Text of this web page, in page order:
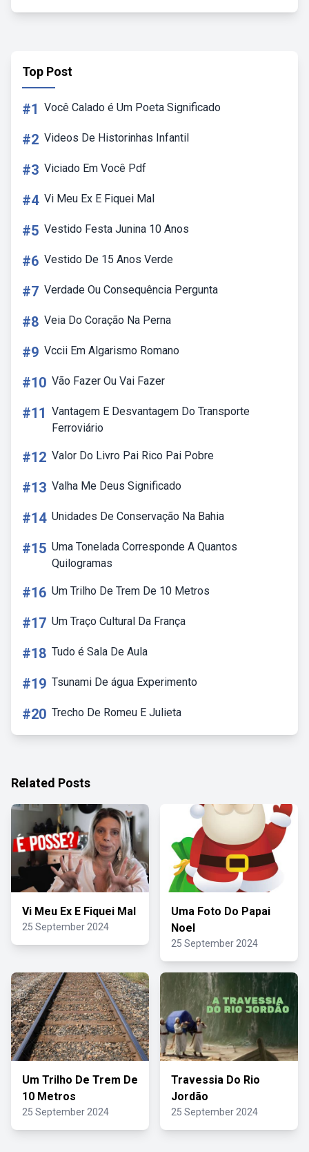
Top Post
#1 Você Calado é Um Poeta Significado
#2 Videos De Historinhas Infantil
#3 Viciado Em Você Pdf
#4 Vi Meu Ex E Fiquei Mal
#5 Vestido Festa Junina 10 Anos
#6 Vestido De 15 Anos Verde
#7 Verdade Ou Consequência Pergunta
#8 Veia Do Coração Na Perna
#9 Vccii Em Algarismo Romano
#10 Vão Fazer Ou Vai Fazer
#11 Vantagem E Desvantagem Do Transporte
Ferroviário
#12 Valor Do Livro Pai Rico Pai Pobre
#13 Valha Me Deus Significado
#14 Unidades De Conservação Na Bahia
#15 Uma Tonelada Corresponde A Quantos
Quilogramas
#16 Um Trilho De Trem De 10 Metros
#17 Um Traço Cultural Da França
#18 Tudo é Sala De Aula
#19 Tsunami De água Experimento
#20 Trecho De Romeu E Julieta
Related Posts
Vi Meu Ex E Fiquei Mal
25 September 2024
Uma Foto Do Papai
Noel
25 September 2024
Um Trilho De Trem De
10 Metros
25 September 2024
Travessia Do Rio
Jordão
25 September 2024